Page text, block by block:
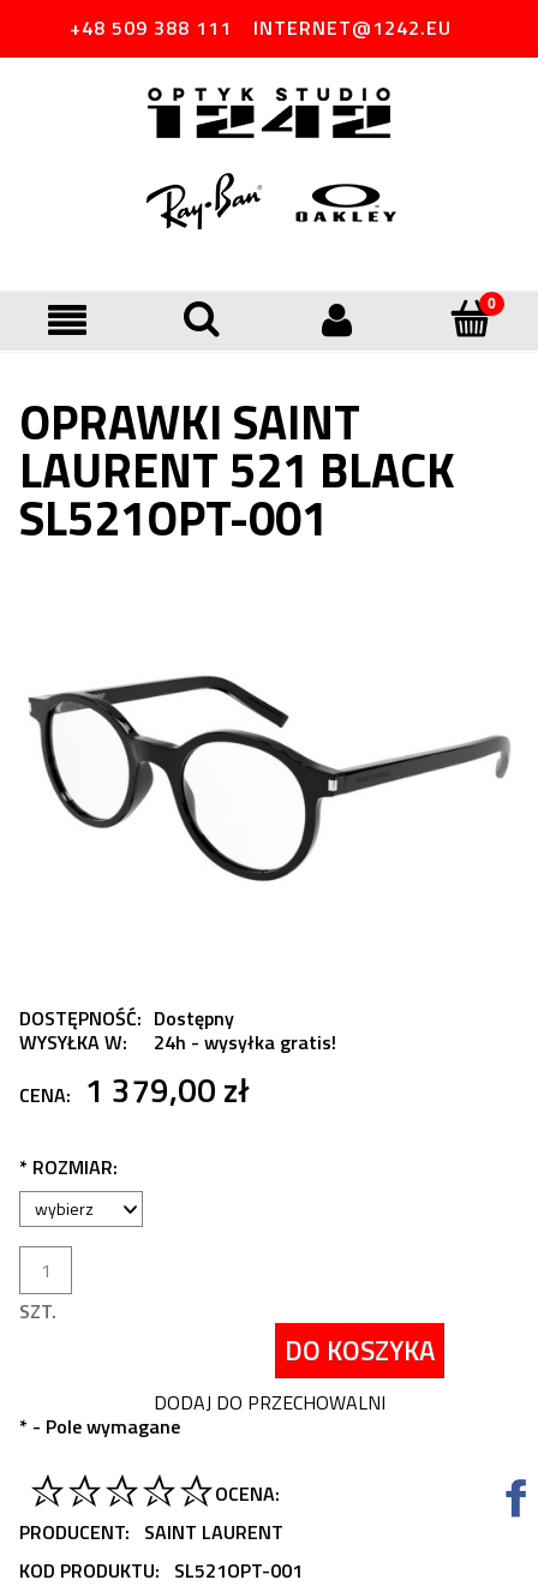
+48 509 388 111 INTERNET@1242.EU
OPRAWKI SAINT
LAURENT 521 BLACK
SL521OPT-001
DOSTĘPNOŚĆ: Dostępny
WYSYŁKA W:
24h - wysyłka gratis!
CENA:
1 379,00 zł
* ROZMIAR:
SZT.
DO KOSZYKA
DODAJ DO PRZECHOWALNI
* - Pole wymagane
OCENA:
PRODUCENT: SAINT LAURENT
KOD PRODUKTU: SL521OPT-001